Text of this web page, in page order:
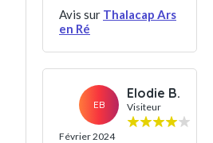
Avis sur Thalacap Ars
en Ré
EB
Elodie B.
Visiteur
Février 2024